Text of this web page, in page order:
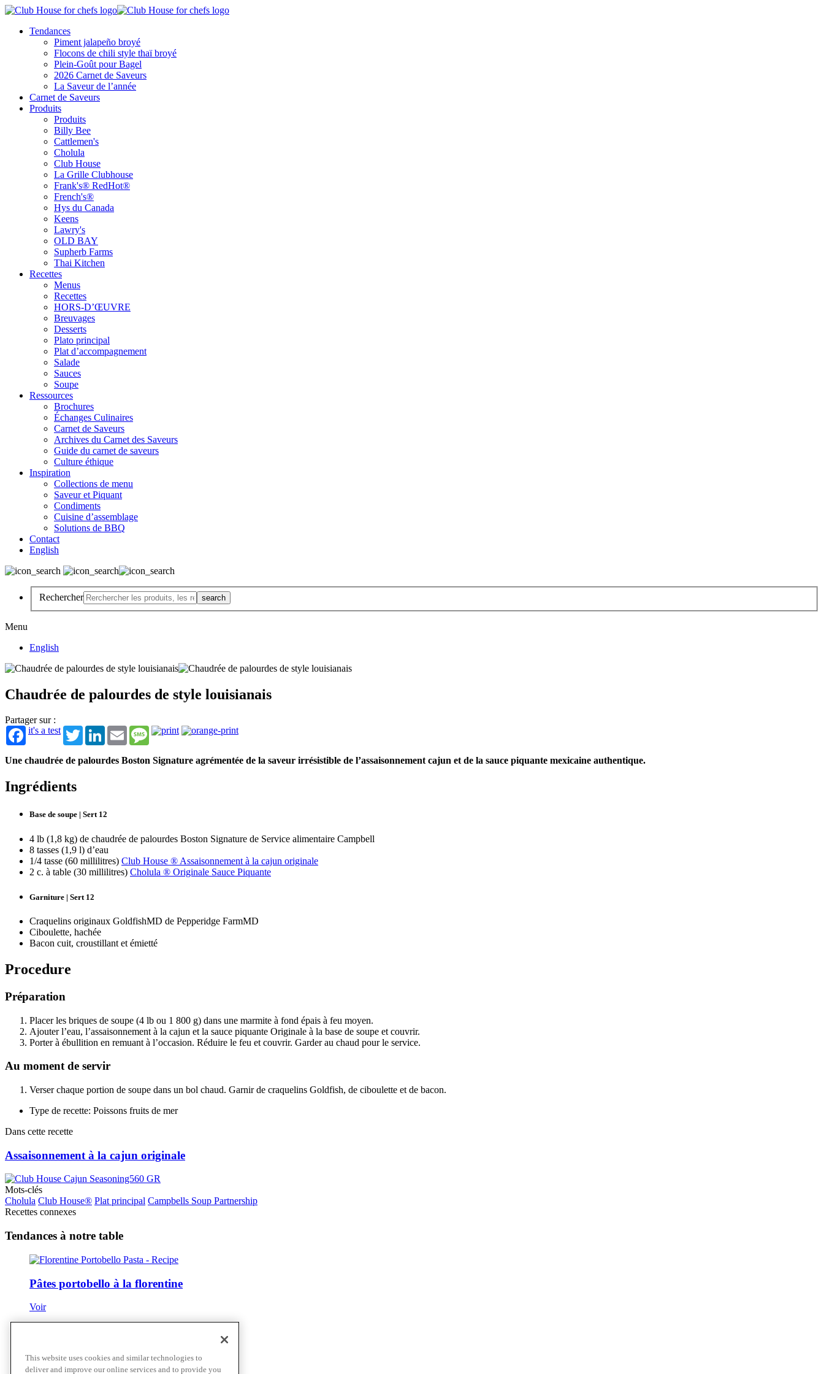
Tendances
Piment jalapeño broyé
Flocons de chili style thaï broyé
Plein-Goût pour Bagel
2026 Carnet de Saveurs
La Saveur de l’année
Carnet de Saveurs
Produits
Produits
Billy Bee
Cattlemen's
Cholula
Club House
La Grille Clubhouse
Frank's® RedHot®
French's®
Hys du Canada
Keens
Lawry's
OLD BAY
Supherb Farms
Thai Kitchen
Recettes
Menus
Recettes
HORS-D’ŒUVRE
Breuvages
Desserts
Plato principal
Plat d’accompagnement
Salade
Sauces
Soupe
Ressources
Brochures
Échanges Culinaires
Carnet de Saveurs
Archives du Carnet des Saveurs
Guide du carnet de saveurs
Culture éthique
Inspiration
Collections de menu
Saveur et Piquant
Condiments
Cuisine d’assemblage
Solutions de BBQ
Contact
English
Rechercher
Menu
English
Chaudrée de palourdes de style louisianais
Partager sur :
it's a test
TwitterLinkedInEmail Message
Une chaudrée de palourdes Boston Signature agrémentée de la saveur irrésistible de l’assaisonnement cajun et de la sauce piquante mexicaine authentique.
Ingrédients
Base de soupe | Sert 12
4 lb (1,8 kg) de chaudrée de palourdes Boston Signature de Service alimentaire Campbell
8 tasses (1,9 l) d’eau
1/4 tasse (60 millilitres) Club House ® Assaisonnement à la cajun originale
2 c. à table (30 millilitres) Cholula ® Originale Sauce Piquante
Garniture | Sert 12
Craquelins originaux GoldfishMD de Pepperidge FarmMD
Ciboulette, hachée
Bacon cuit, croustillant et émietté
Procedure
Préparation
Placer les briques de soupe (4 lb ou 1 800 g) dans une marmite à fond épais à feu moyen.
Ajouter l’eau, l’assaisonnement à la cajun et la sauce piquante Originale à la base de soupe et couvrir.
Porter à ébullition en remuant à l’occasion. Réduire le feu et couvrir. Garder au chaud pour le service.
Au moment de servir
Verser chaque portion de soupe dans un bol chaud. Garnir de craquelins Goldfish, de ciboulette et de bacon.
Type de recette: Poissons fruits de mer
Dans cette recette
Assaisonnement à la cajun originale
Mots-clés
Cholula Club House® Plat principal Campbells Soup Partnership
Recettes connexes
Tendances à notre table
Pâtes portobello à la florentine
Voir
This website uses cookies and similar technologies to
deliver and improve our online services and to provide you